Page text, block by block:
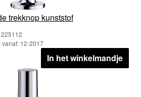
trekknop kunststof
225112
vanaf: 12-2017
In het winkelmandje